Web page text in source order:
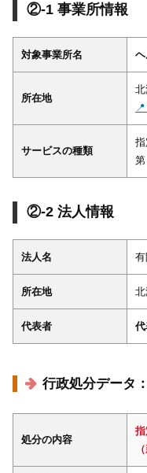
②-1 事業所情報
対象事業所名 ヘ
所在地
サービスの種類
②-2 法人情報
法人名
所在地
代表者
行政処分データ
処分の内容